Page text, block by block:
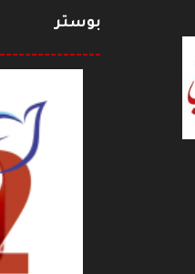
بوستر